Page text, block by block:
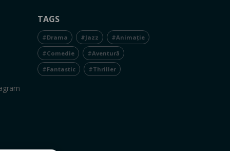
TAGS
#Drama #Jazz #Animație
#Comedie #Aventură
#Fantastic #Thriller